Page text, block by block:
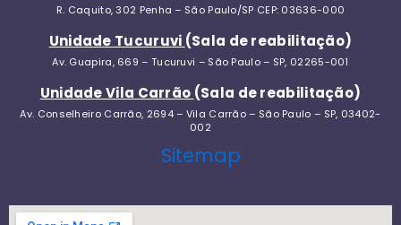
R. Caquito, 302 Penha – São Paulo/SP CEP: 03636-000
Unidade Tucuruvi (Sala de reabilitação)
Av. Guapira, 669 – Tucuruvi – São Paulo – SP, 02265-001
Unidade Vila Carrão (Sala de reabilitação)
Av. Conselheiro Carrão, 2694 – Vila Carrão – São Paulo – SP, 03402-
002
Sitemap